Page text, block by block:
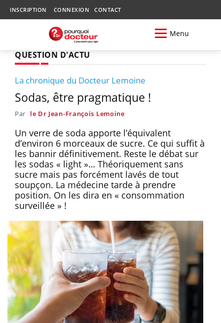
INSCRIPTION CONNEXION CONTACT
Menu
QUESTION D'ACTU
La chronique du Docteur Lemoine
Sodas, être pragmatique !
Par le Dr Jean-François Lemoine
Un verre de soda apporte l’équivalent
d’environ 6 morceaux de sucre. Ce qui suffit à
les bannir définitivement. Reste le débat sur
les sodas « light »… Théoriquement sans
sucre mais pas forcément lavés de tout
soupçon. La médecine tarde à prendre
position. On les dira en « consommation
surveillée » !